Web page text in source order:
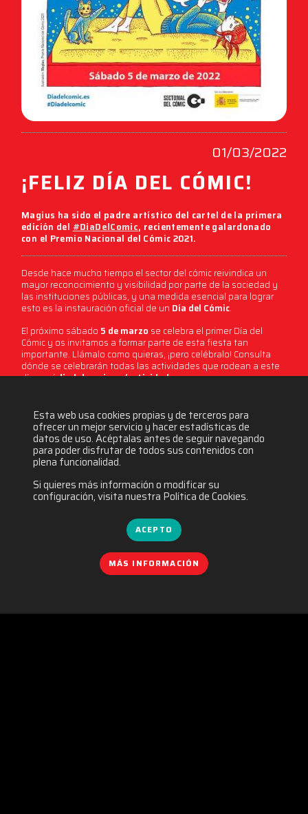
01/03/2022
¡FELIZ DÍA DEL CÓMIC!
Magius ha sido el padre artístico del cartel de la primera
edición del #DiaDelComic, recientemente galardonado
con el Premio Nacional del Cómic 2021.
Desde hace mucho tiempo el sector del cómic reivindica un
mayor reconocimiento y visibilidad por parte de la sociedad y
las instituciones públicas, y una medida esencial para lograr
esto es la instauración oficial de un Día del Cómic.
El próximo sábado 5 de marzo se celebra el primer Día del
Cómic y os invitamos a formar parte de esta fiesta tan
importante. Llámalo como quieras, ¡pero celébralo! Consulta
dónde se celebrarán todas las actividades que rodean a este
día aquídiadelcomic.es/actividades.
3745 visitas
Esta web usa cookies propias y de terceros para
ofrecer un mejor servicio y hacer estadísticas de
datos de uso. Acéptalas antes de seguir navegando
para poder disfrutar de todos sus contenidos con
plena funcionalidad.
Si quieres más información o modificar su
configuración, visita nuestra Política de Cookies.
ACEPTO
MÁS INFORMACIÓN